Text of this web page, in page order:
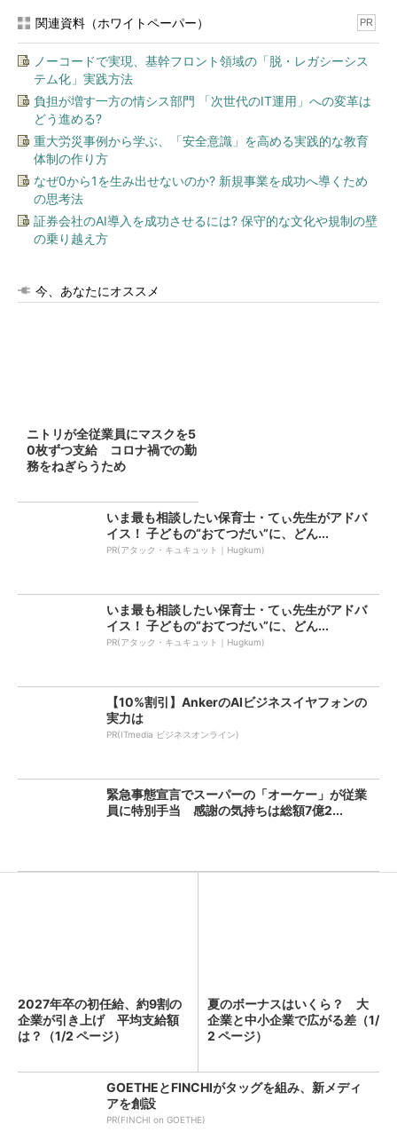
関連資料（ホワイトペーパー） PR
ノーコードで実現、基幹フロント領域の「脱・レガシーシス
テム化」実践方法
負担が増す一方の情シス部門 「次世代のIT運用」への変革は
どう進める?
重大労災事例から学ぶ、「安全意識」を高める実践的な教育
体制の作り方
なぜ0から1を生み出せないのか? 新規事業を成功へ導くため
の思考法
証券会社のAI導入を成功させるには? 保守的な文化や規制の壁
の乗り越え方
今、あなたにオススメ
ニトリが全従業員にマスクを5
0枚ずつ支給 コロナ禍での勤
務をねぎらうため
いま最も相談したい保育士・てぃ先生がアドバ
イス！ 子どもの“おてつだい”に、どん...
PR(アタック・キュキュット｜Hugkum)
いま最も相談したい保育士・てぃ先生がアドバ
イス！ 子どもの“おてつだい”に、どん...
PR(アタック・キュキュット｜Hugkum)
【10%割引】AnkerのAIビジネスイヤフォンの
実力は
PR(ITmedia ビジネスオンライン)
緊急事態宣言でスーパーの「オーケー」が従業
員に特別手当 感謝の気持ちは総額7億2...
2027年卒の初任給、約9割の
企業が引き上げ 平均支給額
は？（1/2 ページ）
夏のボーナスはいくら？ 大
企業と中小企業で広がる差（1/
2 ページ）
GOETHEとFINCHIがタッグを組み、新メディ
アを創設
PR(FINCHI on GOETHE)